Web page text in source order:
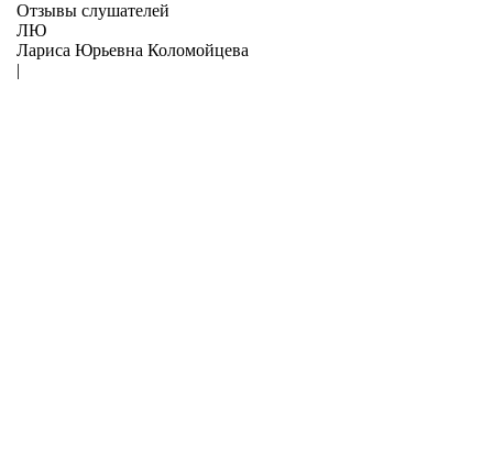
Отзывы слушателей
ЛЮ
Лариса Юрьевна Коломойцева
|